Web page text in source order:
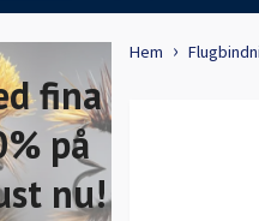
fina
på
nu!
Hem